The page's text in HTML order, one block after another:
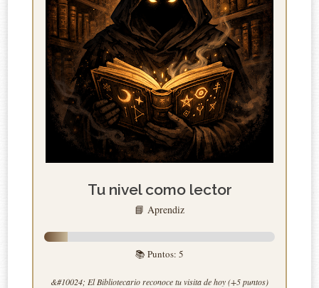
Tu nivel como lector
📘 Aprendiz
📚 Puntos: 5
&#10024; El Bibliotecario reconoce tu visita de hoy (+5 puntos)